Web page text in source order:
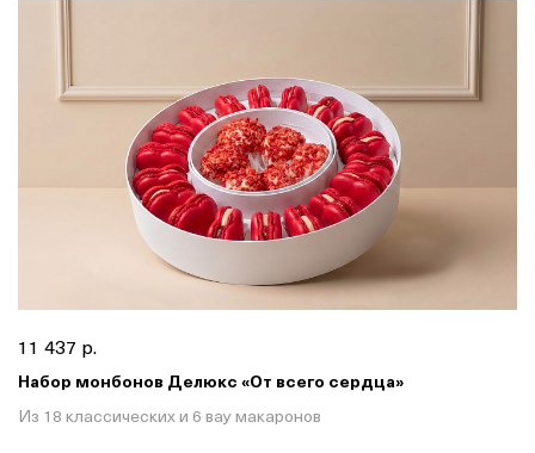
11 437 р.
Набор монбонов Делюкс «От всего сердца»
Из 18 классических и 6 вау макаронов